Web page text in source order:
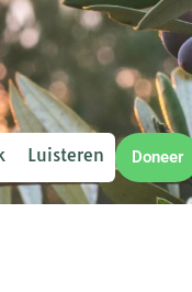
Luisteren Doneer